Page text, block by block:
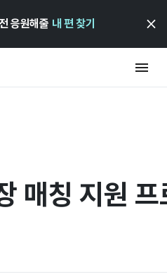
응원해줄 내 편 찾기
매칭 지원 프